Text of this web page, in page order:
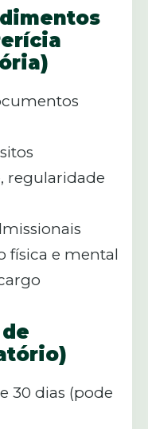
regularidade
física e mental
30 dias (pode